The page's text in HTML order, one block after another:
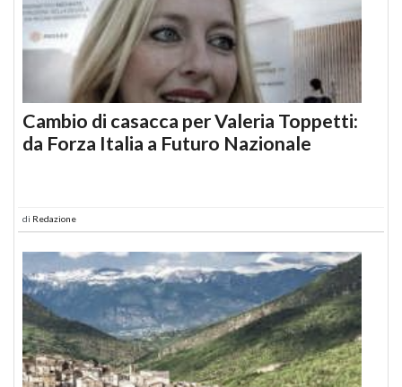
Cambio di casacca per Valeria Toppetti:
da Forza Italia a Futuro Nazionale
di Redazione